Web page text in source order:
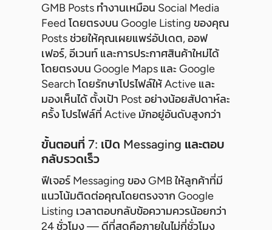
GMB Posts ทำงานเหมือน Social Media
Feed โดยตรงบน Google Listing ของคุณ
Posts ช่วยให้คุณเผยแพร่อัปเดต, ออฟ
เฟอร์, อีเวนท์ และการประกาศสินค้าใหม่ได้
โดยตรงบน Google Maps และ Google
Search โดยรักษาโปรไฟล์ให้ Active และ
มองเห็นได้ ตั้งเป้า Post อย่างน้อยสัปดาห์ละ
ครั้ง โปรไฟล์ที่ Active มักอยู่อันดับสูงกว่า
ขั้นตอนที่ 7: เปิด Messaging และตอบ
กลับรวดเร็ว
ฟีเจอร์ Messaging ของ GMB ให้ลูกค้าที่มี
แนวโน้มติดต่อคุณโดยตรงจาก Google
Listing เวลาตอบกลับข้อความควรน้อยกว่า
24 ชั่วโมง — ดีที่สุดคือภายในไม่กี่ชั่วโมง